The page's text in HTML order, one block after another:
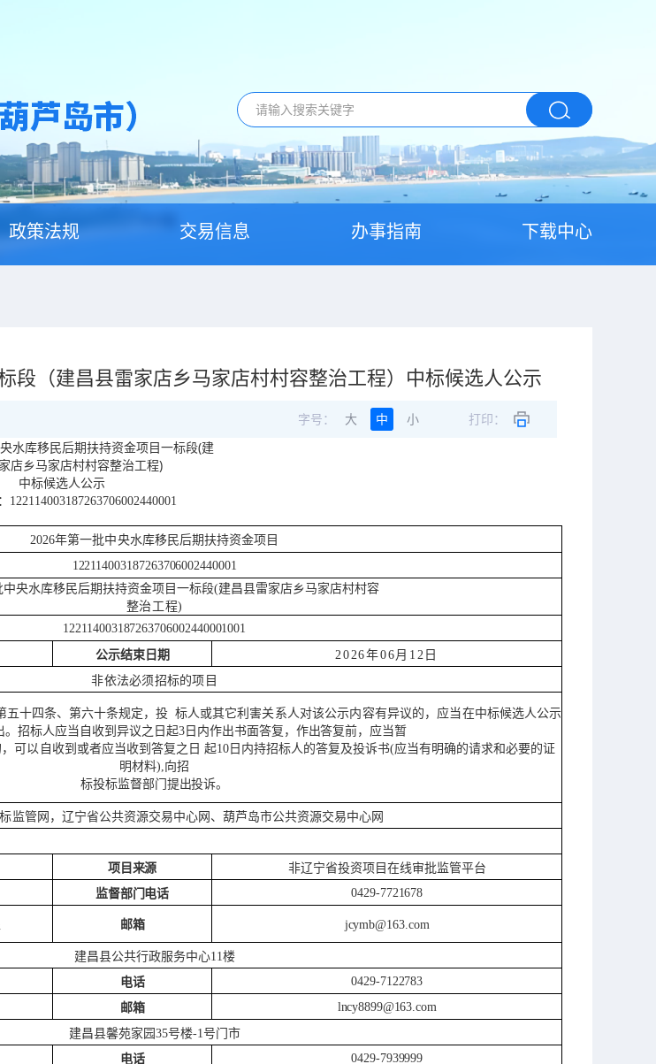
政策法规 交易信息 办事指南 下载中心
段（建昌县雷家店乡马家店村村容整治工程）中标候选人公示
字号： 大 中 小
打印：
水库移民后期扶持资金项目一标段(建
店乡马家店村村容整治工程)
中标候选人公示
122114003187263706002440001
2026年第一批中央水库移民后期扶持资金项目
122114003187263706002440001
中央水库移民后期扶持资金项目一标段(建昌县雷家店乡马家店村村容
整治工程)
122114003187263706002440001001
公示结束日期
2026年06月12日
非依法必须招标的项目
五十四条、第六十条规定，投 标人或其它利害关系人对该公示内容有异议的，应当在中标候选人公示
。招标人应当自收到异议之日起3日内作出书面答复，作出答复前，应当暂
可以自收到或者应当收到答复之日 起10日内持招标人的答复及投诉书(应当有明确的请求和必要的证
明材料),向招
标投标监督部门提出投诉。
监管网，辽宁省公共资源交易中心网、葫芦岛市公共资源交易中心网
项目来源
非辽宁省投资项目在线审批监管平台
监督部门电话 0429-7721678
邮箱 jcymb@163.com
建昌县公共行政服务中心11楼
电话
0429-7122783
邮箱
lncy8899@163.com
建昌县馨苑家园35号楼-1号门市
电话 0429-7939999